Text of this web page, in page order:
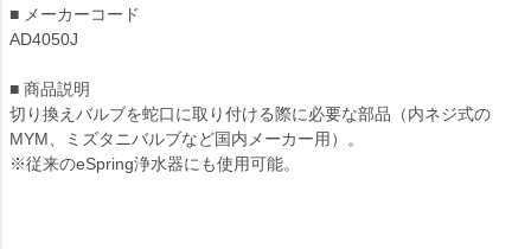
■ メーカーコード
AD4050J
■ 商品説明
切り換えバルブを蛇口に取り付ける際に必要な部品（内ネジ式の
MYM、ミズタニバルブなど国内メーカー用）。
※従来のeSpring浄水器にも使用可能。